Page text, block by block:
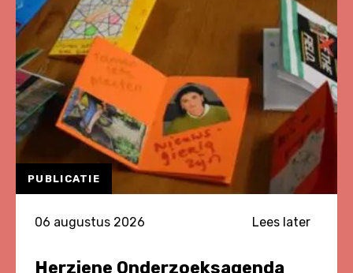
PUBLICATIE
06 augustus 2026 Lees later
Herziene Onderzoeksagenda